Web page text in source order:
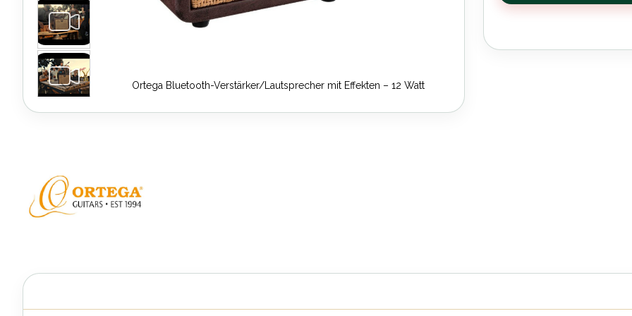
Ortega Bluetooth-Verstärker/Lautsprecher mit Effekten – 12 Watt